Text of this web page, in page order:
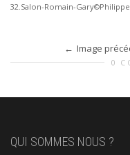
32.Salon-Romain-
Image
0
QUI SOMMES NOUS ?